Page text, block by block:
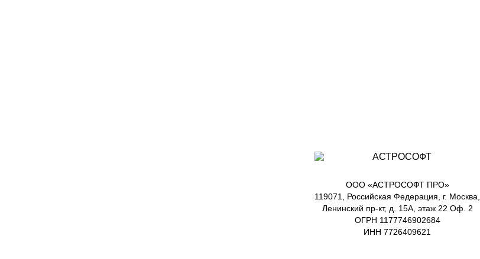
ООО «АСТРОСОФТ ПРО»
119071, Российская Федерация, г. Москва,
Ленинский пр-кт, д. 15А, этаж 22 Оф. 2
ОГРН 1177746902684
ИНН 7726409621